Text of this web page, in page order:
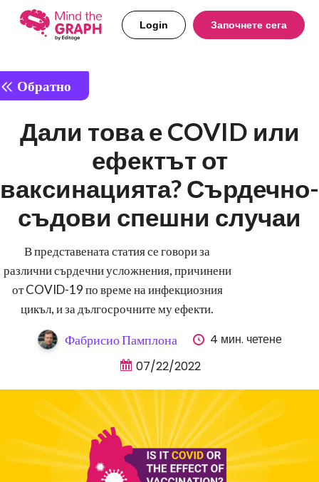
Login Започнете сега
Обратно
Дали това е COVID или
ефектът от
ваксинацията? Сърдечно-
съдови спешни случаи
В представената статия се говори за
различни сърдечни усложнения, причинени
от COVID-19 по време на инфекциозния
цикъл, и за дългосрочните му ефекти.
Фабрисио Памплона
4 мин. четене
07/22/2022